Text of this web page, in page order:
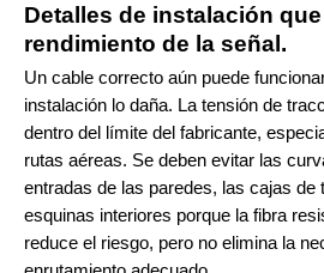
Detalles de instalación que
rendimiento de la señal.
Un cable correcto aún puede
instalación lo daña. La tensión de
dentro del límite del fabricante,
rutas aéreas. Se deben evitar las
entradas de las paredes, las cajas de
esquinas interiores porque la fibra
reduce el riesgo, pero no elimina la